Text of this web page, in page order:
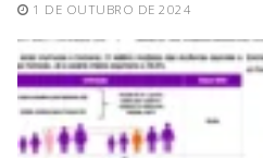
1 DE OUTUBRO DE 2024